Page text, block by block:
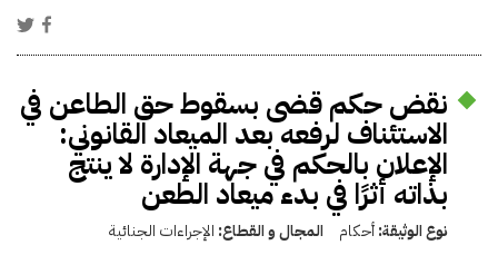
نقض حكم قضى بسقوط حق الطاعن في
الاستئناف لرفعه بعد الميعاد القانوني:
الإعلان بالحكم في جهة الإدارة لا ينتج
بذاته أثرًا في بدء ميعاد الطعن
نوع الوثيقة:أحكام المجال و القطاع: الإجراءات الجنائية